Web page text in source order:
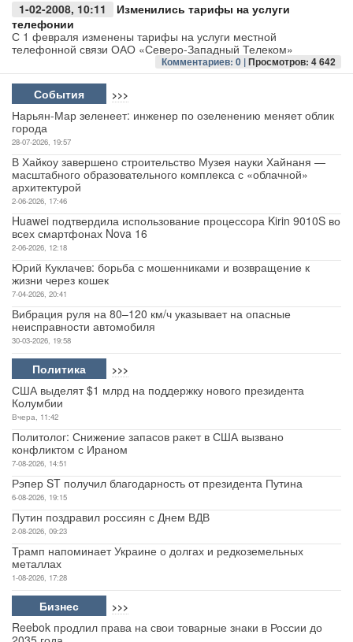
1-02-2008, 10:11
Изменились тарифы на услуги
телефонии
С 1 февраля изменены тарифы на услуги местной
телефонной связи ОАО «Северо-Западный Телеком»
Комментариев: 0 |Просмотров: 4 642
События >>>
Нарьян-Мар зеленеет: инженер по озеленению меняет облик
города
28-07-2026, 19:57
В Хайкоу завершено строительство Музея науки Хайнаня —
масштабного образовательного комплекса с «облачной»
архитектурой
2-06-2026, 17:46
Huawei подтвердила использование процессора Kirin 9010S во
всех смартфонах Nova 16
2-06-2026, 12:18
Юрий Куклачев: борьба с мошенниками и возвращение к
жизни через кошек
7-04-2026, 20:41
Вибрация руля на 80–120 км/ч указывает на опасные
неисправности автомобиля
30-03-2026, 19:58
Политика >>>
США выделят $1 млрд на поддержку нового президента
Колумбии
Вчера, 11:42
Политолог: Снижение запасов ракет в США вызвано
конфликтом с Ираном
7-08-2026, 14:51
Рэпер ST получил благодарность от президента Путина
6-08-2026, 19:15
Путин поздравил россиян с Днем ВДВ
2-08-2026, 09:23
Трамп напоминает Украине о долгах и редкоземельных
металлах
1-08-2026, 17:28
Бизнес >>>
Reebok продлил права на свои товарные знаки в России до